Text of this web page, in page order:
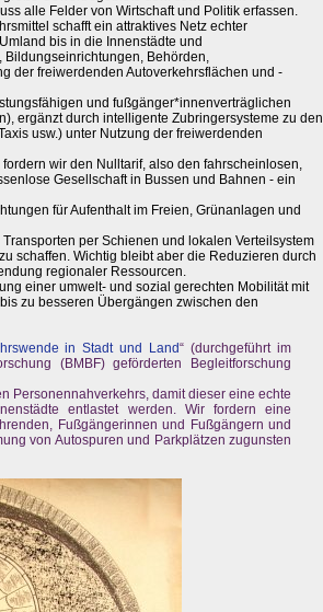
alle Felder von Wirtschaft und Politik erfassen.
schafft ein attraktives Netz echter
bis in die Innenstädte und
Bildungseinrichtungen, Behörden,
der freiwerdenden Autoverkehrsflächen und -
und fußgänger*innenverträglichen
ergänzt durch intelligente Zubringersysteme zu den
usw.) unter Nutzung der freiwerdenden
wir den Nulltarif, also den fahrscheinlosen,
Gesellschaft in Bussen und Bahnen - ein
für Aufenthalt im Freien, Grünanlagen und
per Schienen und lokalen Verteilsystem
schaffen. Wichtig bleibt aber die Reduzieren durch
regionaler Ressourcen.
einer umwelt- und sozial gerechten Mobilität mit
zu besseren Übergängen zwischen den
in Stadt und Land“ (durchgeführt im
(BMBF) geförderten Begleitforschung
Personennahverkehrs, damit dieser eine echte
entlastet werden. Wir fordern eine
Fußgängerinnen und Fußgängern und
von Autospuren und Parkplätzen zugunsten